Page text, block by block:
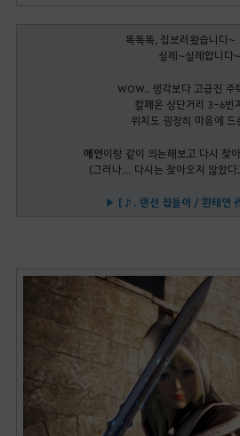
똑똑똑, 집보러왔습니다~
실례~실례합니다~
WOW.. 생각보다 고급진 주
칼페온 상단거리 3-6번
위치도 굉장히 마음에 드
애인이랑 같이 의논해보고 다시 찾
(그러나… 다시는 찾아오지 않았
▶ [♪. 랜선 집들이 / 흰태연